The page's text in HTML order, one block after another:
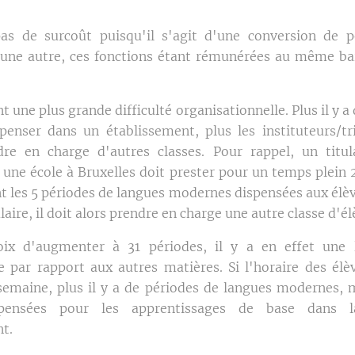
de surcoût puisqu'il s'agit d'une conversion de
autre, ces fonctions étant rémunérées au même
une plus grande difficulté organisationnelle. Plus il y a
dans un établissement, plus les instituteurs/
en charge d'autres classes. Pour rappel, un
école à Bruxelles doit prester pour un temps plein
les 5 périodes de langues modernes dispensées aux
il doit alors prendre en charge une autre classe
d'augmenter à 31 périodes, il y a en effet une
par rapport aux autres matières. Si l'horaire des
plus il y a de périodes de langues modernes,
pour les apprentissages de base dans